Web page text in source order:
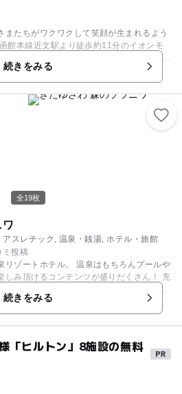
またちがワクワクして笑顔が生まれるよう
ショッピングセンター内の身近な遊び場
ファンタジー併設の
番の「ボールプール」から本格的なごっこ
など、子どもが大好きな遊びがいっぱ
イリーダー」は全員が保育士・幼稚園教
ラムを受けた有資格者たち。子どもたちが
続きをみる
全19枚
スレチック, 温泉・銭湯, ホテル・旅館
ミ投稿
リゾートホテル。 温泉はもちろんプールや
み頂けるコンテンツが盛りだくさん！ 充
中の温泉ビーチ「ト・コ・ナッツ」も、
り台などもあり、お子さんも大人も楽しめ
車トム」くんが走っており、四季折々のデ
イベントも充実！
ぜひご家族でのご旅行はきたゆざわ森のソ
続きをみる
「ヒルトン」8施設の無料